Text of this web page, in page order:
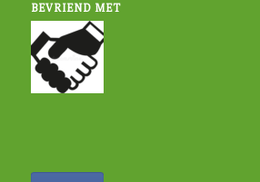
BEVRIEND MET